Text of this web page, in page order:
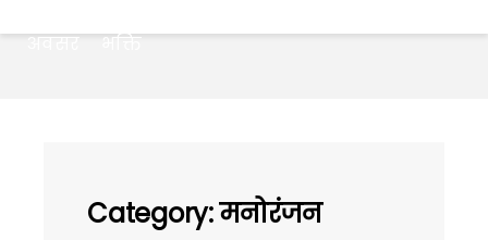
अवसर
भक्ति
Category:मनोरंजन